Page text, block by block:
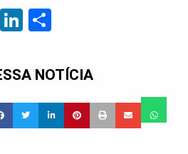
Messenger
LinkedIn
NOTÍCIA